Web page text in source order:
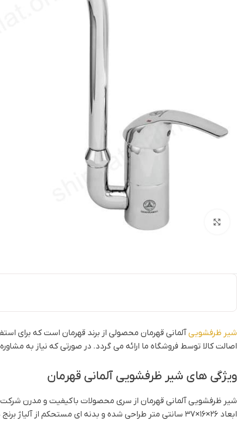
بزرگنمایی تصویر
شیر ظرفشوییآلمانی قهرمان محصولی از برند قهرمان است که برای
اصالت کالا توسط فروشگاه ما ارائه می گردد. در صورتی که نیاز به
ویژگی های شیر ظرفشویی آلمانی قهرمان
شیر ظرفشویی آلمانی قهرمان از سری محصولات باکیفیت و مدرن شرکت
ابعاد ۲۶×۱۶×۳۷ سانتی متر طراحی شده و بدنه ای مستحکم از آلیاژ برنج دارد که در برابر رطوبت، خوردگی و زنگ زدگی مقاومت بالایی ارائه می دهد.